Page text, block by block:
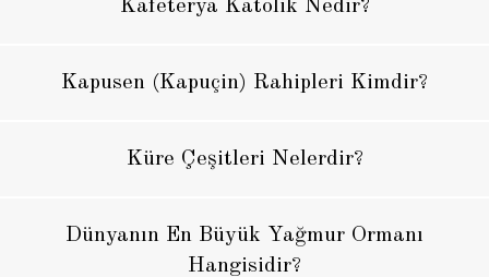
Kafeterya Katolik Nedir?
Kapusen (Kapuçin) Rahipleri Kimdir?
Küre Çeşitleri Nelerdir?
Dünyanın En Büyük Yağmur Ormanı
Hangisidir?